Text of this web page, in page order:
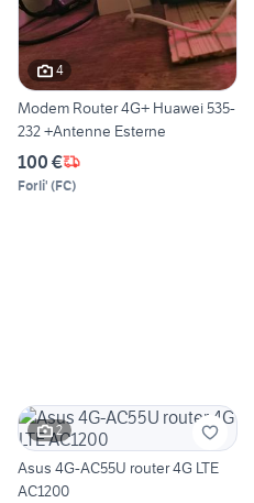
4
Modem Router 4G+ Huawei 535-
232 +Antenne Esterne
100 €
Forli' (FC)
2
Asus 4G-AC55U router 4G LTE
AC1200